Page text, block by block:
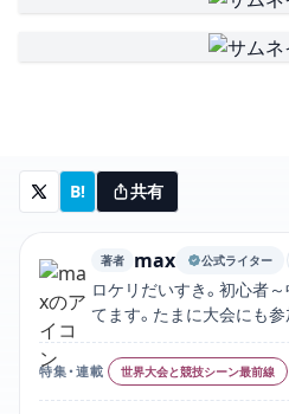
B! 共有
著者 max 公式ライター
ロケリだいすき。初心者
てます。たまに大会にも参
特集・連載 世界大会と競技シーン最前線